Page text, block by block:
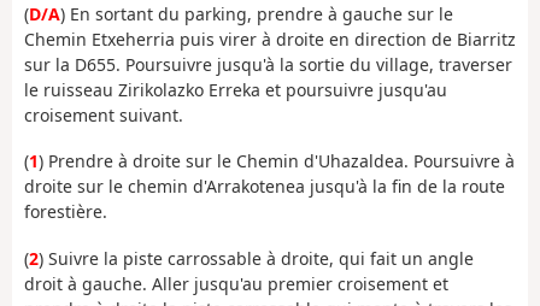
(D/A) En sortant du parking, prendre à gauche sur le
Chemin Etxeherria puis virer à droite en direction de Biarritz
sur la D655. Poursuivre jusqu'à la sortie du village, traverser
le ruisseau Zirikolazko Erreka et poursuivre jusqu'au
croisement suivant.
(1) Prendre à droite sur le Chemin d'Uhazaldea. Poursuivre à
droite sur le chemin d'Arrakotenea jusqu'à la fin de la route
forestière.
(2) Suivre la piste carrossable à droite, qui fait un angle
droit à gauche. Aller jusqu'au premier croisement et